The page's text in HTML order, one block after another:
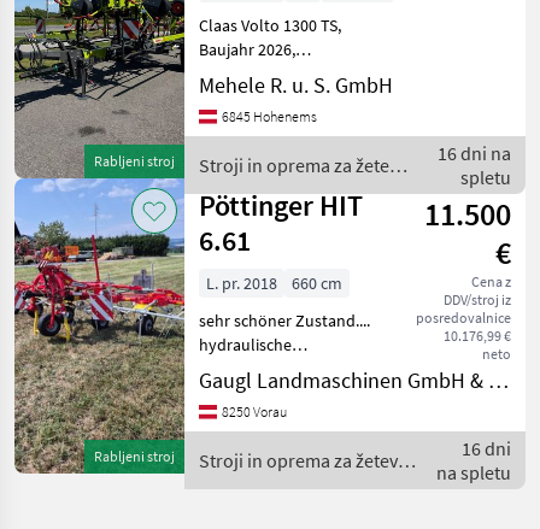
Rabljeni stroj
Claas Volto 1300 TS,
Baujahr 2026,
Transportfahrwerk,
Arbeitsbreite 13.20 m, 12
Kreisel, 6 Arme pro Kreisel,
PermaLink Antrieb
verstärkt,
Mehele R. u. S. GmbH
6845 Hohenems
Stroji in oprema za žetev
in spravilo / Claas
16 dni na
spletu
Rabljeni stroj
Pöttinger HIT
6.61
11.500
€
Cena z
DDV/stroj iz
posredovalnice
10.176,99 €
neto
L. pr. 2018
660 cm
sehr schöner Zustand....
hydraulische
Grenzstreueinrichtung
vorderes Tastrad
hydraulische
Beleuchtung Gelenkwelle
Einsatzbereit.... Nadmorska
Gaugl Landmaschinen GmbH & Co KG
8250 Vorau
Stroji in oprema za žetev in
spravilo / Pöttinger
16 dni
na spletu